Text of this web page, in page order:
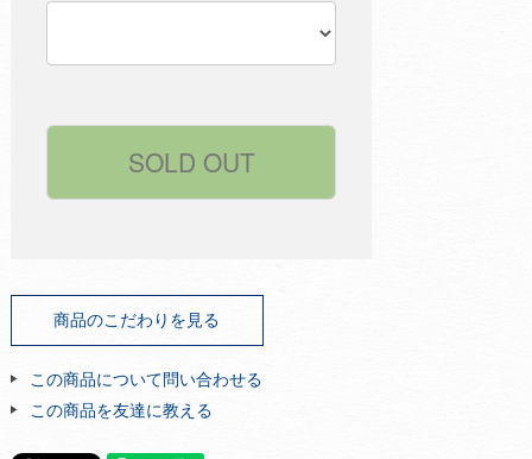
商品のこだわりを見る
この商品について問い合わせる
この商品を友達に教える